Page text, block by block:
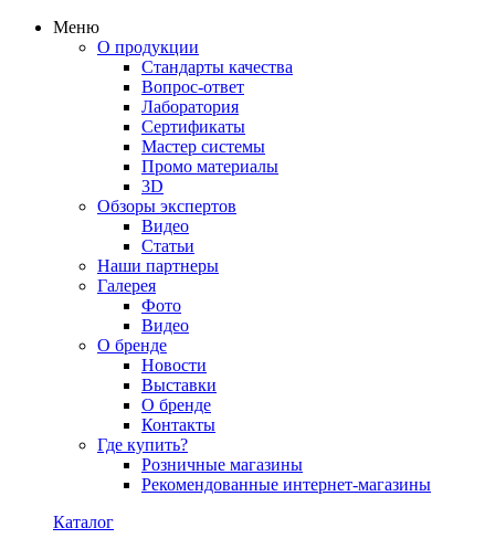
Меню
О продукции
Стандарты качества
Вопрос-ответ
Лаборатория
Сертификаты
Мастер системы
Промо материалы
3D
Обзоры экспертов
Видео
Статьи
Наши партнеры
Галерея
Фото
Видео
О бренде
Новости
Выставки
О бренде
Контакты
Где купить?
Розничные магазины
Рекомендованные интернет-магазины
Каталог